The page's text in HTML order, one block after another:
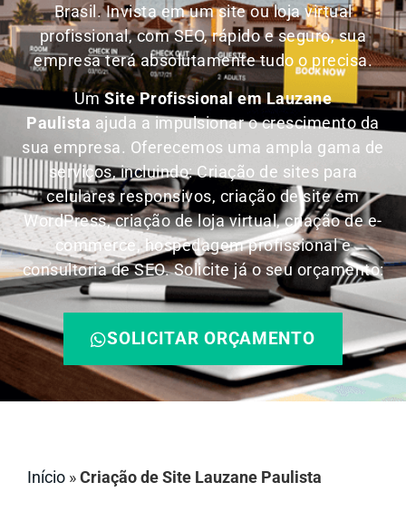
Brasil.Invista em um site ou loja virtual
profissional, com SEO, rápido e seguro, sua
empresa terá absolutamente tudo o precisa.
UmSite Profissional em Lauzane
Paulista ajuda a impulsionar o crescimento da
sua empresa. Oferecemos uma ampla gama de
serviços, incluindo: Criação de sites para
celulares responsivos, criação de site em
WordPress, criação de loja virtual, criação de e-
commerce, hospedagem profissional e
consultoria de SEO. Solicite já o seu orçamento:
SOLICITAR ORÇAMENTO
Início »Criação de Site Lauzane Paulista